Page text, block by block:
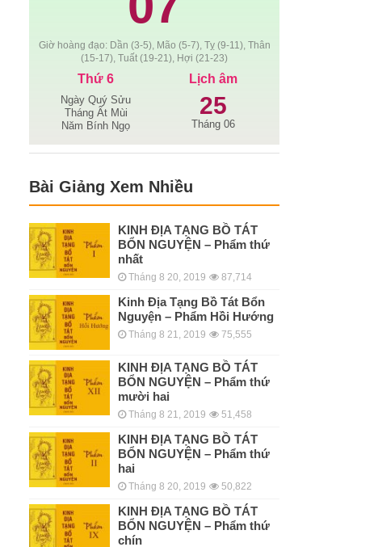
Giờ hoàng đạo: Dần (3-5), Mão (5-7), Tỵ (9-11), Thân
(15-17), Tuất (19-21), Hợi (21-23)
Thứ 6
Ngày Quý Sửu
Tháng Ất Mùi
Năm Bính Ngọ
Lịch âm
25
Tháng 06
Bài Giảng Xem Nhiều
KINH ÐỊA TẠNG BỒ TÁT
BỔN NGUYỆN – Phẩm thứ
nhất
Tháng 8 20, 2019 87,714
Kinh Địa Tạng Bồ Tát Bổn
Nguyện – Phẩm Hồi Hướng
Tháng 8 21, 2019 75,555
KINH ÐỊA TẠNG BỒ TÁT
BỔN NGUYỆN – Phẩm thứ
mười hai
Tháng 8 21, 2019 51,458
KINH ÐỊA TẠNG BỒ TÁT
BỔN NGUYỆN – Phẩm thứ
hai
Tháng 8 20, 2019 50,822
KINH ÐỊA TẠNG BỒ TÁT
BỔN NGUYỆN – Phẩm thứ
chín